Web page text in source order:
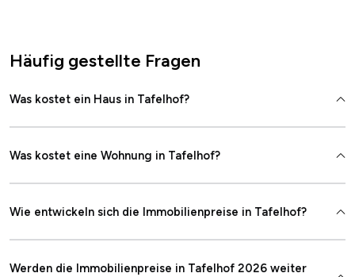
Häufig gestellte Fragen
Was kostet ein Haus in Tafelhof?
Was kostet eine Wohnung in Tafelhof?
Wie entwickeln sich die Immobilienpreise in Tafelhof?
Werden die Immobilienpreise in Tafelhof 2026 weiter